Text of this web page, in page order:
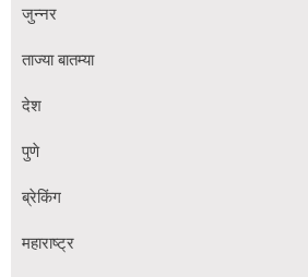
जुन्नर
ताज्या बातम्या
देश
पुणे
ब्रेकिंग
महाराष्ट्र